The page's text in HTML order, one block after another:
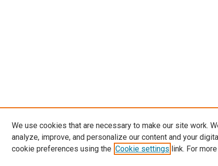
We use cookies that are necessary to make our site work.
analyze, improve, and personalize our content and your
cookie preferences using the Cookie settings link. For